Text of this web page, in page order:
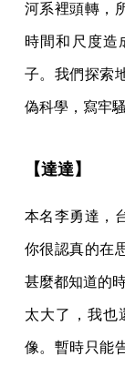
河系裡頭轉，
時間和尺度造
子。我們探索
偽科學，寫牢
【達達】
本名李勇達，
你很認真的在
甚麼都知道的
太大了，我也
像。暫時只能